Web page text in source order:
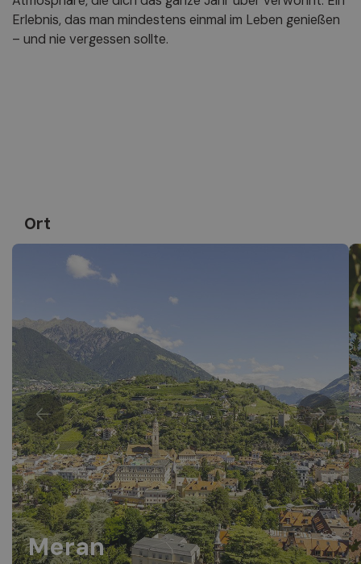
Erlebnis, das man mindestens einmal im Leben genießen
– und nie vergessen sollte.
Ort
Meran